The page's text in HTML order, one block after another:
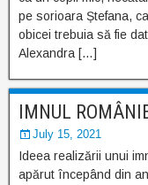
pe sorioara Ștefana,
obicei trebuia să fie
Alexandra […]
IMNUL
July 15, 2021
Ideea realizării unui
apărut începând din